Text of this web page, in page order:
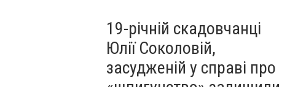
19-річній скадовчанці
Юлії Соколовій,
засудженій у справі про